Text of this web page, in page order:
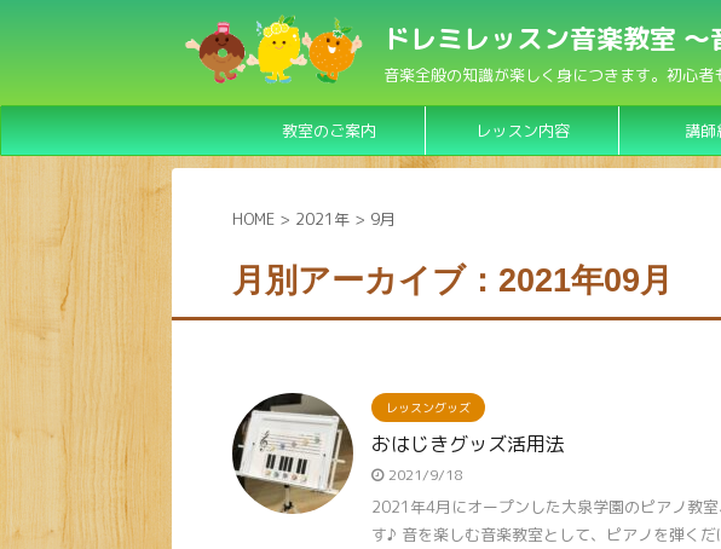
ドレミレッスン音楽教室
音楽全般の知識が楽しく身につきます。初心
教室のご案内 レッスン内容 講師
HOME > 2021年 > 9月
月別アーカイブ：2021年09月
レッスングッズ
おはじきグッズ活用法
2021/9/18
2021年4月にオープンした大泉学園のピアノ教
す♪ 音を楽しむ音楽教室として、ピアノを弾く